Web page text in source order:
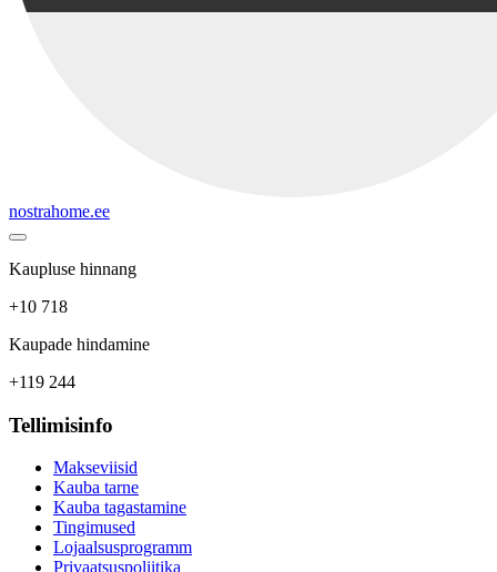
nostrahome.ee
Kaupluse hinnang
+10 718
Kaupade hindamine
+119 244
Tellimisinfo
Makseviisid
Kauba tarne
Kauba tagastamine
Tingimused
Lojaalsusprogramm
Privaatsuspoliitika